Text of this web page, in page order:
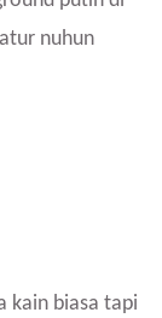
nuhun
kain biasa tapi